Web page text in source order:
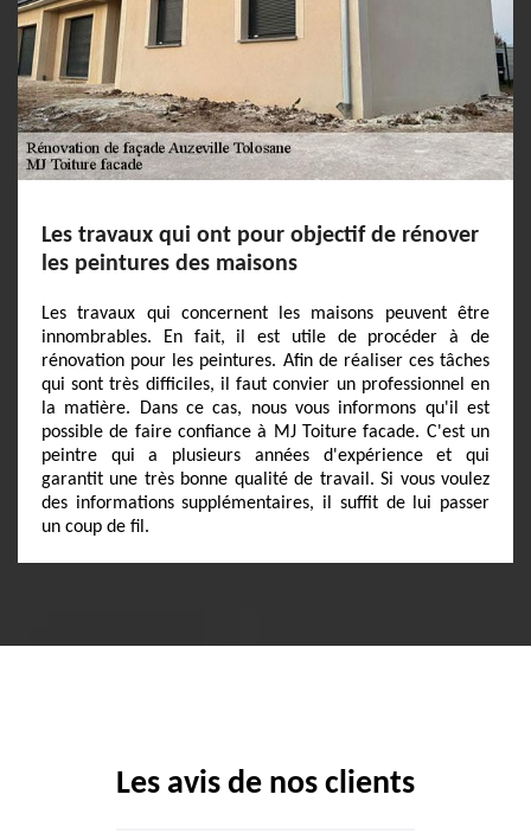
Les travaux qui ont pour objectif de rénover
les peintures des maisons
Les travaux qui concernent les maisons peuvent être
innombrables. En fait, il est utile de procéder à de
rénovation pour les peintures. Afin de réaliser ces tâches
qui sont très difficiles, il faut convier un professionnel en
la matière. Dans ce cas, nous vous informons qu'il est
possible de faire confiance à MJ Toiture facade. C'est un
peintre qui a plusieurs années d'expérience et qui
garantit une très bonne qualité de travail. Si vous voulez
des informations supplémentaires, il suffit de lui passer
un coup de fil.
Les avis de nos clients